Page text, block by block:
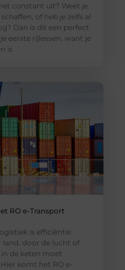
constant uit? Weet je
of heb je zelfs al
Dan is dit een perfect
eerste rijlessen, want je
is
RO e-Transport
is efficiëntie
land, door de lucht of
in de keten moet
komt het RO e-